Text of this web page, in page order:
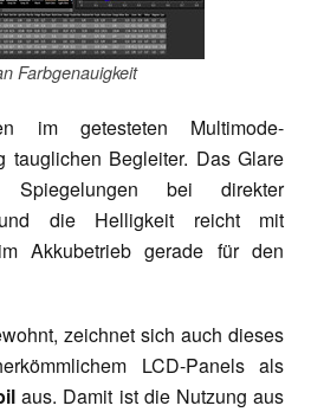
Farbgenauigkeit
im getesteten Multimode-
tauglichen Begleiter. Das Glare
bei direkter
und die Helligkeit reicht mit
Akkubetrieb gerade für den
zeichnet sich auch dieses
LCD-Panels als
aus. Damit ist die Nutzung aus